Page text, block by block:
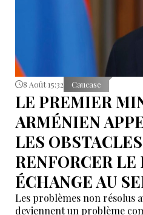
8 Août 15:32 Caucase
LE PREMIER
ARMÉNIEN
LES
RENFORCER
ÉCHANGE AU
Les problèmes non résolus
deviennent un problème